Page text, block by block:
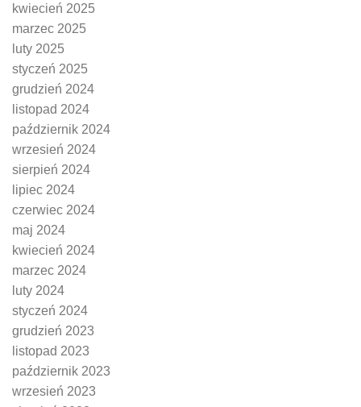
kwiecień 2025
marzec 2025
luty 2025
styczeń 2025
grudzień 2024
listopad 2024
październik 2024
wrzesień 2024
sierpień 2024
lipiec 2024
czerwiec 2024
maj 2024
kwiecień 2024
marzec 2024
luty 2024
styczeń 2024
grudzień 2023
listopad 2023
październik 2023
wrzesień 2023